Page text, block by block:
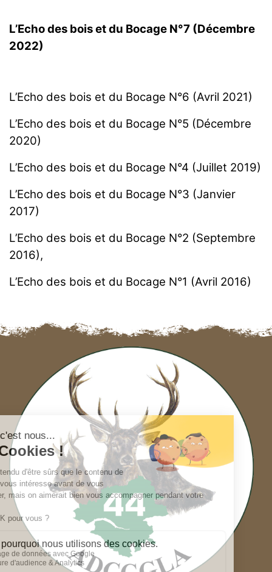
L’Echo des bois et du Bocage N°7 (Décembre
2022)
L’Echo des bois et du Bocage N°6 (Avril 2021)
L’Echo des bois et du Bocage N°5 (Décembre
2020)
L’Echo des bois et du Bocage N°4 (Juillet 2019)
L’Echo des bois et du Bocage N°3 (Janvier
2017)
L’Echo des bois et du Bocage N°2 (Septembre
2016),
L’Echo des bois et du Bocage N°1 (Avril 2016)